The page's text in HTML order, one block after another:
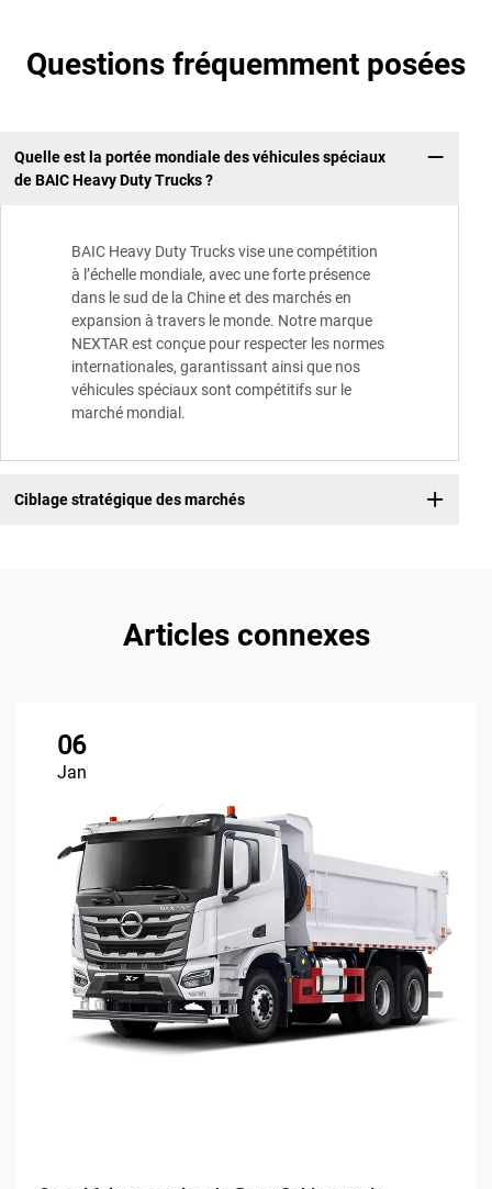
Questions fréquemment posées
Quelle est la portée mondiale des véhicules spéciaux
de BAIC Heavy Duty Trucks ?
BAIC Heavy Duty Trucks vise une compétition
à l’échelle mondiale, avec une forte présence
dans le sud de la Chine et des marchés en
expansion à travers le monde. Notre marque
NEXTAR est conçue pour respecter les normes
internationales, garantissant ainsi que nos
véhicules spéciaux sont compétitifs sur le
marché mondial.
Ciblage stratégique des marchés
Articles connexes
06
Jan